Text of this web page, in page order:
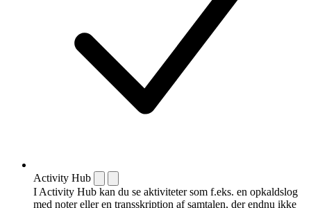
Activity Hub
I Activity Hub kan du se aktiviteter som f.eks. en opkaldslog
med noter eller en transskription af samtalen, der endnu ikke